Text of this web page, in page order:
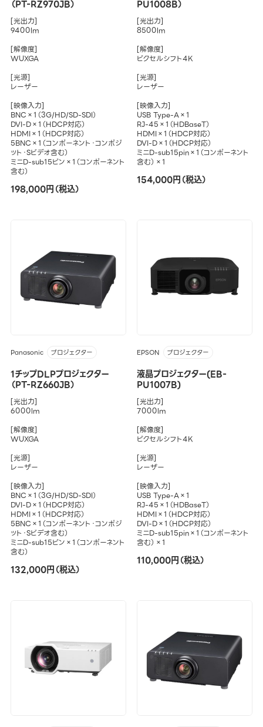
（PT-RZ970JB）
[光出力]
9400lm
[解像度]
WUXGA
[光源]
レーザー
[映像入力]
BNC×1（3G/HD/SD-SDI）
DVI-D×1（HDCP対応）
HDMI×1（HDCP対応）
5BNC×1（コンポーネント・コンポジ
ット・Sビデオ含む）
ミニD-sub15ピン×1（コンポーネント
含む）
198,000円（税込）
PU1008B）
[光出力]
8500lm
[解像度]
ピクセルシフト4K
[光源]
レーザー
[映像入力]
USB Type-A×1
RJ-45×1（HDBaseT）
HDMI×1（HDCP対応）
DVI-D×1（HDCP対応）
ミニD-sub15pin×1（コンポーネント
含む）×1
154,000円（税込）
Panasonic プロジェクター
1チップDLPプロジェクター
（PT-RZ660JB）
[光出力]
6000lm
[解像度]
WUXGA
[光源]
レーザー
[映像入力]
BNC×1（3G/HD/SD-SDI）
DVI-D×1（HDCP対応）
HDMI×1（HDCP対応）
5BNC×1（コンポーネント・コンポジ
ット・Sビデオ含む）
ミニD-sub15ピン×1（コンポーネント
含む）
132,000円（税込）
EPSON プロジェクター
液晶プロジェクター(EB-
PU1007B)
[光出力]
7000lm
[解像度]
ピクセルシフト4K
[光源]
レーザー
[映像入力]
USB Type-A×1
RJ-45×1（HDBaseT）
HDMI×1（HDCP対応）
DVI-D×1（HDCP対応）
ミニD-sub15pin×1（コンポーネント
含む）×1
110,000円（税込）